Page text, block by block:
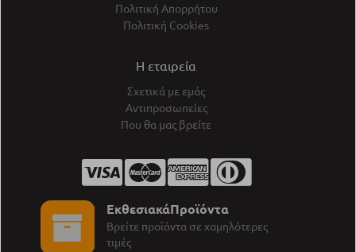
Πολιτική Απορρήτου
Πολιτική Cookies
Η εταιρεία
Σχετικά με εμάς
Αντιπροσωπείες
Που θα μας βρείτε
ΕκθεσιακάΠροϊόντα
Βρείτε προϊόντα σε χαμηλότερες
τιμές